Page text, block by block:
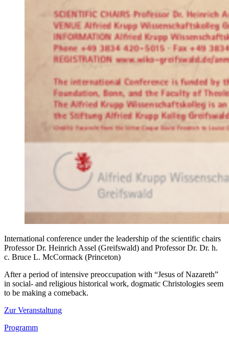
International conference under the leadership of the scientific chairs
Professor Dr. Heinrich Assel (Greifswald) and Professor Dr. Dr. h.
c. Bruce L. McCormack (Princeton)
After a period of intensive preoccupation with “Jesus of Nazareth”
in social- and religious historical work, dogmatic Christologies seem
to be making a comeback.
Zur Veranstaltung
Programm